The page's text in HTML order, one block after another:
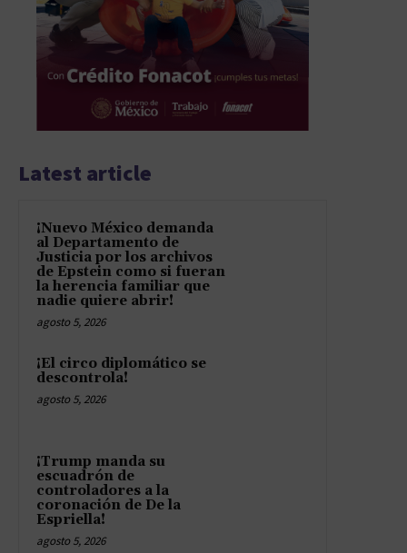
Latest article
¡Nuevo México demanda
al Departamento de
Justicia por los archivos
de Epstein como si fueran
la herencia familiar que
nadie quiere abrir!
agosto 5, 2026
¡El circo diplomático se
descontrola!
agosto 5, 2026
¡Trump manda su
escuadrón de
controladores a la
coronación de De la
Espriella!
agosto 5, 2026